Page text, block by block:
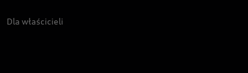
Dla właścicieli